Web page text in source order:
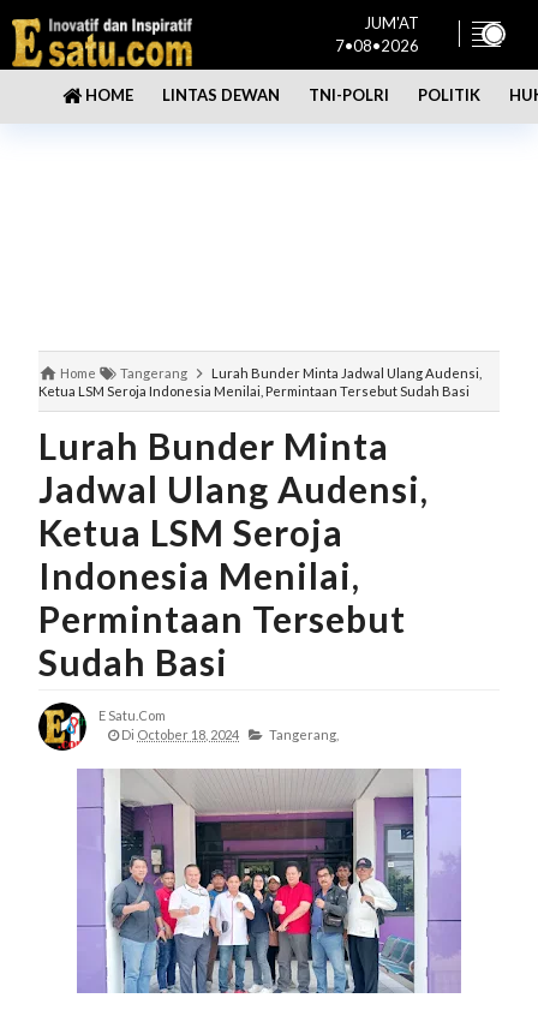
JUM'AT
7•08•2026
HOME LINTAS DEWAN TNI-POLRI POLITIK
Home Tangerang
Lurah Bunder Minta Jadwal Ulang Audensi,
Ketua LSM Seroja Indonesia Menilai, Permintaan Tersebut Sudah Basi
Lurah Bunder Minta
Jadwal Ulang Audensi,
Ketua LSM Seroja
Indonesia Menilai,
Permintaan Tersebut
Sudah Basi
E Satu.com
Di October 18, 2024 Tangerang,